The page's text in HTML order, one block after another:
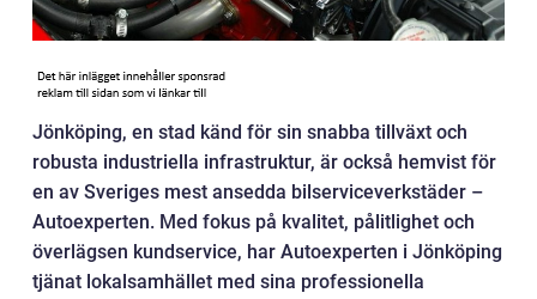
Jönköping, en stad känd för sin snabba tillväxt och
robusta industriella infrastruktur, är också hemvist för
en av Sveriges mest ansedda bilserviceverkstäder –
Autoexperten. Med fokus på kvalitet, pålitlighet och
överlägsen kundservice, har Autoexperten i Jönköping
tjänat lokalsamhället med sina professionella